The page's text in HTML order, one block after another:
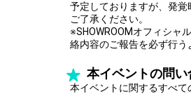
予定しておりますが、発
ご了承ください。
※SHOWROOMオフィシャ
絡内容のご報告を必ず行う
本イベントの問い
本イベントに関するすべ